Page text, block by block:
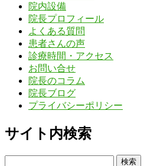
院内設備
院長プロフィール
よくある質問
患者さんの声
診療時間・アクセス
お問い合せ
院長のコラム
院長ブログ
プライバシーポリシー
サイト内検索